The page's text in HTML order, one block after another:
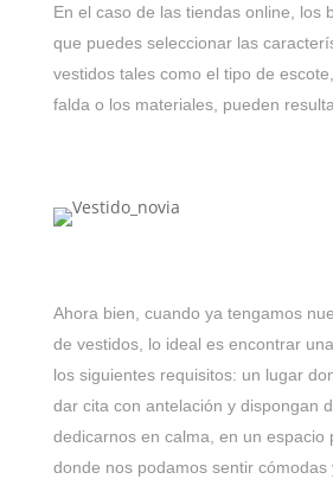
En el caso de las tiendas online, los
que puedes seleccionar las
vestidos tales como el tipo de
falda o los materiales, pueden
Ahora bien, cuando ya tengamos
de vestidos, lo ideal es encontrar
los siguientes requisitos: un lugar
dar cita con antelación y dispongan
dedicarnos en calma, en un espacio
donde nos podamos sentir cómodas